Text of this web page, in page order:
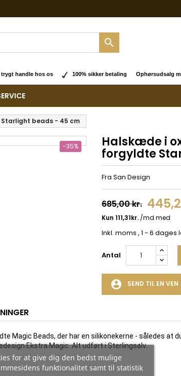

trygt handle hos os 100% sikker betaling Ophørsudsalg
beads - 45 cm
-35% Halskæde i
forgyldte
Fra San Design
685,00 kr.
Inkl. moms , 1 - 6 dages
Antal
account_circle SEND TIL EN VEN
Magic Beads, der har en silikonekerne - således at
Magic. Alt udført i Sterlingsølv.
for at give dig den bedst mulige
funktionalitet samt til statistik